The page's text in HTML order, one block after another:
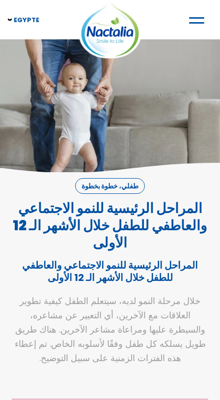
EGYPTE
طفلي، خطوة بخطوة
المراحل الرئيسية للنمو الاجتماعي
والعاطفي للطفل خلال الأشهر الـ 12
الأولى
المراحل الرئيسية للنمو الاجتماعي والعاطفي
للطفل خلال الأشهر الـ 12 الأولى
خلال مرحلة النمو لديه، سيتعلم الطفل كيفية تطوير
العلاقات مع الآخرين، أي التعبير عن مشاعره،
والسيطرة عليها ومراعاة مشاعر الآخرين. هناك طريق
طويل يسلكه كل طفل وفقًا لأسلوبه الخاص. تم إعطاء
هذه الفترات الزمنية على سبيل التوضيح.